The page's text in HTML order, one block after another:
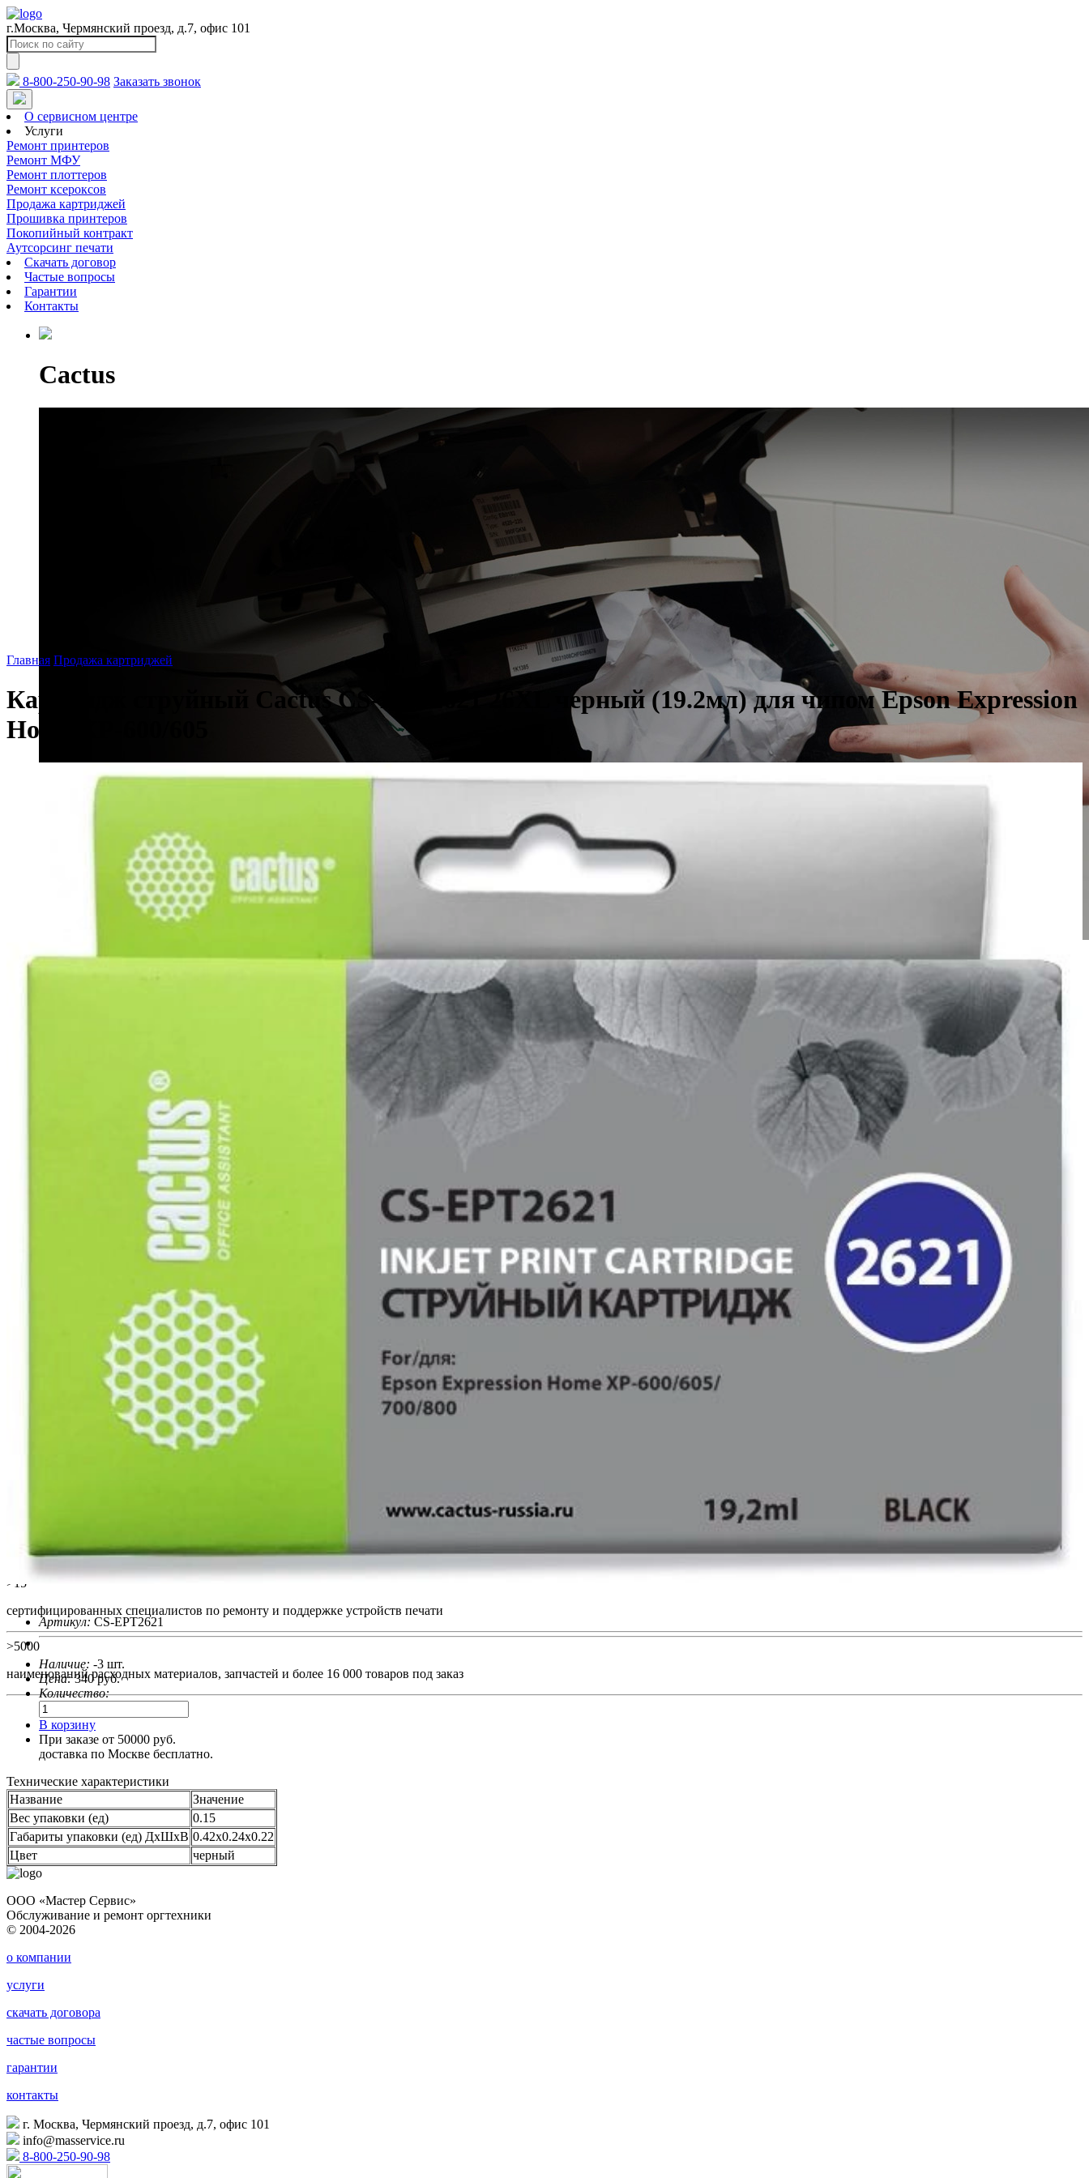
г.Москва, Чермянский проезд, д.7, офис 101
8-800-250-90-98 Заказать звонок
О сервисном центре
Услуги
Ремонт принтеров
Ремонт МФУ
Ремонт плоттеров
Ремонт ксероксов
Продажа картриджей
Прошивка принтеров
Покопийный контракт
Аутсорсинг печати
Скачать договор
Частые вопросы
Гарантии
Контакты
Cactus
Ремонт оргтехники
ксероксы и многое другое
Продажа картриджей
Большой ассортимент картриджей под все модели печатных устройств
Любые формы расчётов, индивидуальные скидки, работаем с регионами
Сотрудничество с G&G
Компания G&G объявляет о начале развития собственной сети
сервисных центров на территории России
Первым партнёром по сервису в категориях «Расходные материалы» и
«Устройства печати» G&G стал московский сервисный центр «Мастер-Сервис»
(ООО «Мастер-Сервис»)
лет на рынке обслуживания оргтехники и поставок расходных материалов
>15
сертифицированных специалистов по ремонту и поддержке устройств печати
>5000
наименований расходных материалов, запчастей и более 16 000 товаров под заказ
Главная Продажа картриджей
Картридж струйный Cactus CS-EPT2621 26XL черный (19.2мл) для чипом Epson Expression
Home XP-600/605
Артикул: CS-EPT2621
Наличие: -3 шт.
Цена: 340руб.
Количество:
В корзину
При заказе от 50000 руб.
доставка по Москве бесплатно.
Технические характеристики
Название
Значение
Вес упаковки (ед)
0.15
Габариты упаковки (ед) ДхШхВ 0.42x0.24x0.22
Цвет
черный
ООО «Мастер Сервис»
Обслуживание и ремонт оргтехники
© 2004-2026
о компании
услуги
скачать договора
частые вопросы
гарантии
контакты
г. Москва, Чермянский проезд, д.7, офис 101
info@masservice.ru
8-800-250-90-98